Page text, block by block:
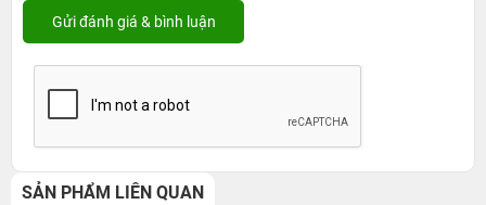
SẢN PHẨM LIÊN QUAN